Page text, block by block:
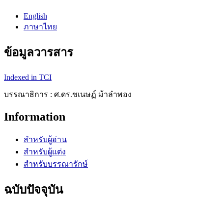
English
ภาษาไทย
ข้อมูลวารสาร
Indexed in TCI
บรรณาธิการ : ศ.ดร.ชเนษฏ์ ม้าลำพอง
Information
สำหรับผู้อ่าน
สำหรับผู้แต่ง
สำหรับบรรณารักษ์
ฉบับปัจจุบัน